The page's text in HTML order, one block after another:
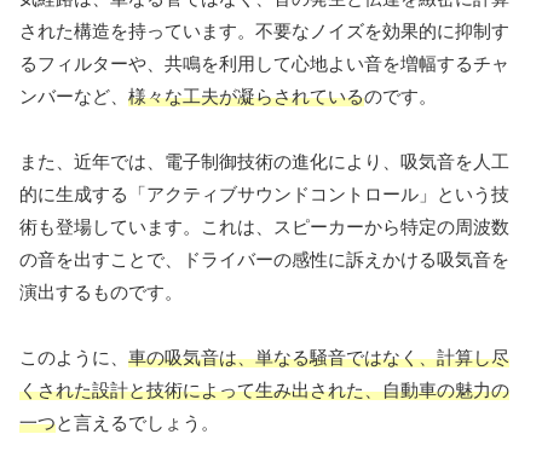
された構造を持っています。不要なノイズを効果的に抑制す
るフィルターや、共鳴を利用して心地よい音を増幅するチャ
ンバーなど、 様々な工夫が凝らされているのです。
また、近年では、電子制御技術の進化により、吸気音を人工
的に生成する「アクティブサウンドコントロール」という技
術も登場しています。これは、スピーカーから特定の周波数
の音を出すことで、ドライバーの感性に訴えかける吸気音を
演出するものです。
このように、 車の吸気音は、単なる騒音ではなく、計算し尽
くされた設計と技術によって生み出された、自動車の魅力の
一つと言えるでしょう。